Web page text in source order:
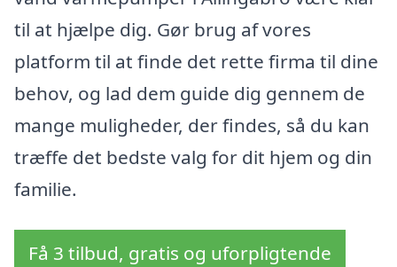
til at hjælpe dig. Gør brug af vores
platform til at finde det rette firma til dine
behov, og lad dem guide dig gennem de
mange muligheder, der findes, så du kan
træffe det bedste valg for dit hjem og din
familie.
Få 3 tilbud, gratis og uforpligtende